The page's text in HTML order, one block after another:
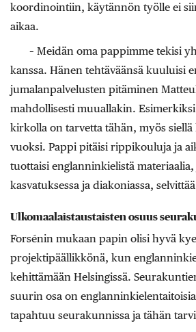
koordinointiin, käytännön työlle ei
aikaa.
– Meidän oma pappimme tekisi
kanssa. Hänen tehtäväänsä kuuluisi
jumalanpalvelusten pitäminen
mahdollisesti muuallakin.
kirkolla on tarvetta tähän, myös
vuoksi. Pappi pitäisi rippikouluja ja
tuottaisi englanninkielistä
kasvatuksessa ja diakoniassa,
Ulkomaalaistaustaisten osuus
Forsénin mukaan papin olisi hyvä
projektipäällikkönä, kun
kehittämään Helsingissä.
suurin osa on
tapahtuu seurakunnissa ja tähän